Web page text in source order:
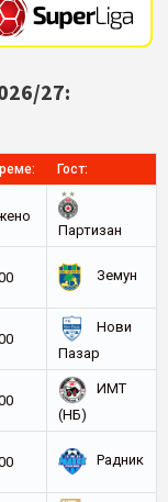
27:
Гост:
Партизан
Земун
Нови
Пазар
ИМТ
(НБ)
Радник